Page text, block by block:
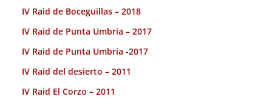
IV Raid de Boceguillas – 2018
IV Raid de Punta Umbria – 2017
IV Raid de Punta Umbria -2017
IV Raid del desierto – 2011
IV Raid El Corzo – 2011